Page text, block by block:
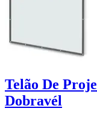
Telão De
Dobravél